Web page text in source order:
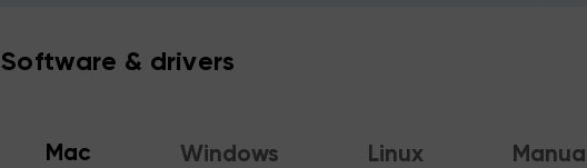
Software & drivers
Mac Windows Linux Manual